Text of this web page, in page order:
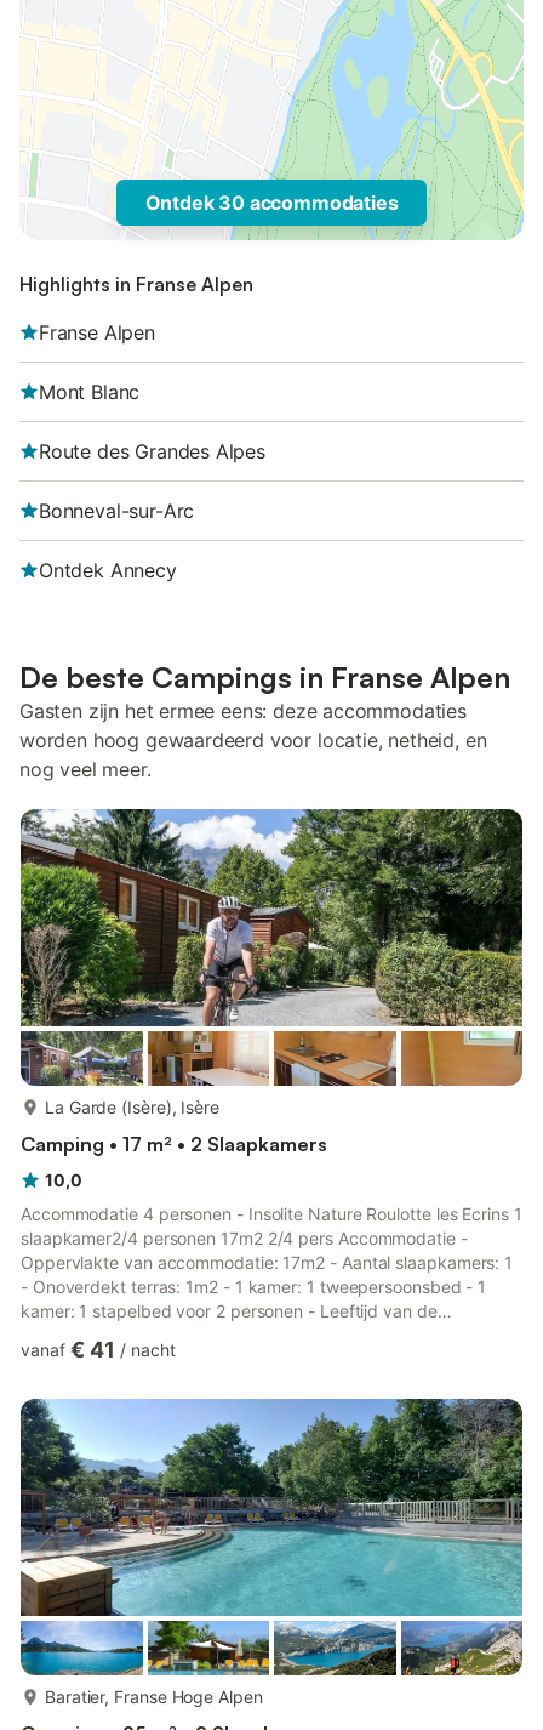
Ontdek 30 accommodaties
Highlights in Franse Alpen
Franse Alpen
Mont Blanc
Route des Grandes Alpes
Bonneval-sur-Arc
Ontdek Annecy
De beste Campings in Franse Alpen
Gasten zijn het ermee eens: deze accommodaties
worden hoog gewaardeerd voor locatie, netheid, en
nog veel meer.
La Garde (Isère), Isère
Camping • 17 m² • 2 Slaapkamers
10,0
Accommodatie 4 personen - Insolite Nature Roulotte les Ecrins 1
slaapkamer2/4 personen 17m2 2/4 pers Accommodatie -
Oppervlakte van accommodatie: 17m2 - Aantal slaapkamers: 1
- Onoverdekt terras: 1m2 - 1 kamer: 1 tweepersoonsbed - 1
kamer: 1 stapelbed voor 2 personen - Leeftijd van de
Extra uitrusting - Wifi: Beschikbaar als extra tegen betaling -
Koelkast - Vriezer - Servies en keukengerei - Waterkoker -
Elektrisch koffiezetapparaat - Broodrooster - Geen douches of
toilette...
vanaf € 41 / nacht
Baratier, Franse Hoge Alpen